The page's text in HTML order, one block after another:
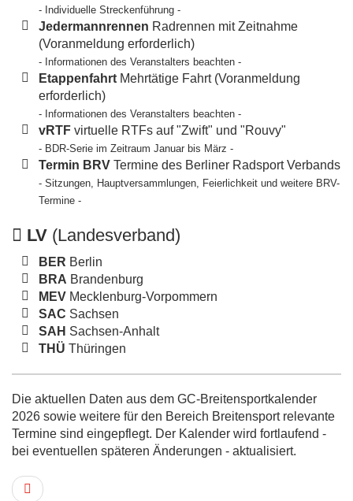
- Individuelle Streckenführung -
Jedermannrennen Radrennen mit Zeitnahme
(Voranmeldung erforderlich)
- Informationen des Veranstalters beachten -
Etappenfahrt Mehrtätige Fahrt (Voranmeldung
erforderlich)
- Informationen des Veranstalters beachten -
vRTF virtuelle RTFs auf "Zwift" und "Rouvy"
- BDR-Serie im Zeitraum Januar bis März -
Termin BRV Termine des Berliner Radsport Verbands
- Sitzungen, Hauptversammlungen, Feierlichkeit und weitere BRV-
Termine -
LV (Landesverband)
BER Berlin
BRA Brandenburg
MEV Mecklenburg-Vorpommern
SAC Sachsen
SAH Sachsen-Anhalt
THÜ Thüringen
Die aktuellen Daten aus dem GC-Breitensportkalender
2026 sowie weitere für den Bereich Breitensport relevante
Termine sind eingepflegt. Der Kalender wird fortlaufend -
bei eventuellen späteren Änderungen - aktualisiert.